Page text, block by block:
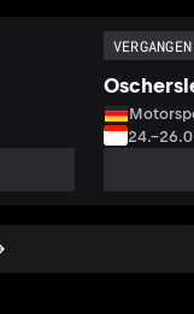
VERGANGEN